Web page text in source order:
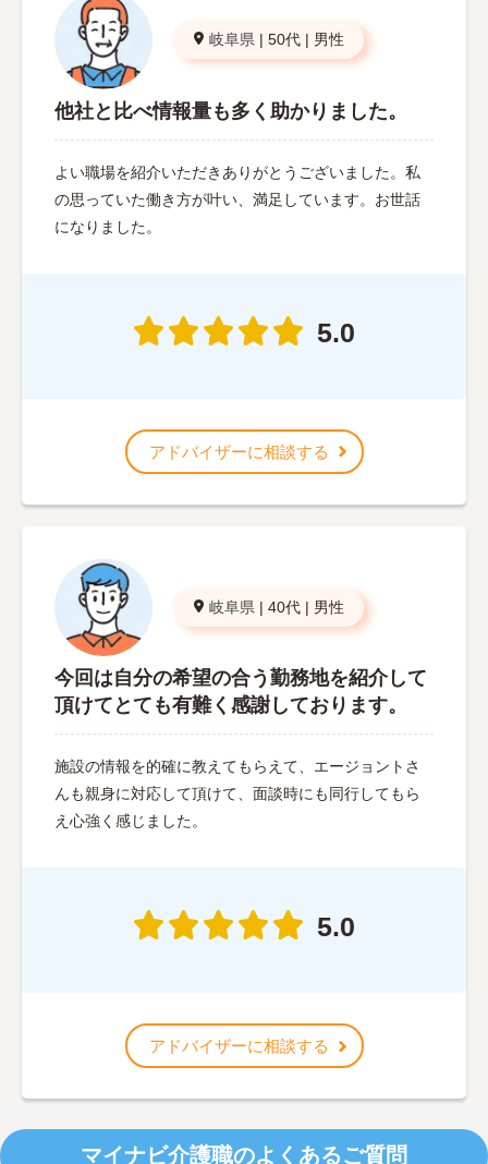
岐阜県 | 50代 | 男性
他社と比べ情報量も多く助かりました。
よい職場を紹介いただきありがとうございました。私
の思っていた働き方が叶い、満足しています。お世話
になりました。
5.0
アドバイザーに相談する
岐阜県 | 40代 | 男性
今回は自分の希望の合う勤務地を紹介して
頂けてとても有難く感謝しております。
施設の情報を的確に教えてもらえて、エージョントさ
んも親身に対応して頂けて、面談時にも同行してもら
え心強く感じました。
5.0
アドバイザーに相談する
マイナビ介護職のよくあるご質問